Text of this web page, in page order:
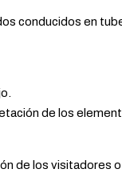
conducidos en
de los
de los visitadores o